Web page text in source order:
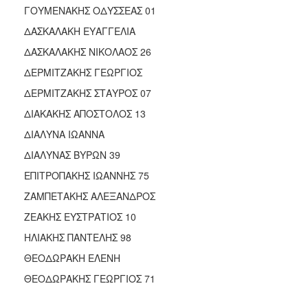
ΓΟΥΜΕΝΑΚΗΣ ΟΔΥΣΣΕΑΣ 01
ΔΑΣΚΑΛΑΚΗ ΕΥΑΓΓΕΛΙΑ
ΔΑΣΚΑΛΑΚΗΣ ΝΙΚΟΛΑΟΣ 26
ΔΕΡΜΙΤΖΑΚΗΣ ΓΕΩΡΓΙΟΣ
ΔΕΡΜΙΤΖΑΚΗΣ ΣΤΑΥΡΟΣ 07
ΔΙΑΚΑΚΗΣ ΑΠΟΣΤΟΛΟΣ 13
ΔΙΑΛΥΝΑ ΙΩΑΝΝΑ
ΔΙΑΛΥΝΑΣ ΒΥΡΩΝ 39
ΕΠΙΤΡΟΠΑΚΗΣ ΙΩΑΝΝΗΣ 75
ΖΑΜΠΕΤΑΚΗΣ ΑΛΕΞΑΝΔΡΟΣ
ΖΕΑΚΗΣ ΕΥΣΤΡΑΤΙΟΣ 10
ΗΛΙΑΚΗΣ ΠΑΝΤΕΛΗΣ 98
ΘΕΟΔΩΡΑΚΗ ΕΛΕΝΗ
ΘΕΟΔΩΡΑΚΗΣ ΓΕΩΡΓΙΟΣ 71